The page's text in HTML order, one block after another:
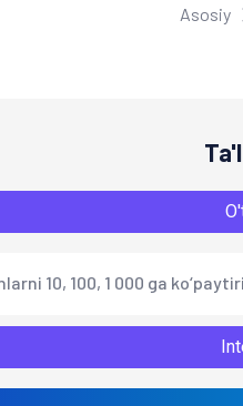
Asosiy
10, 100, 1 000 ga